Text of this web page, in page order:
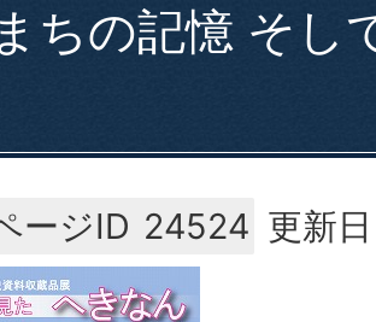
ちの記憶 そし
ージID 24524 更新